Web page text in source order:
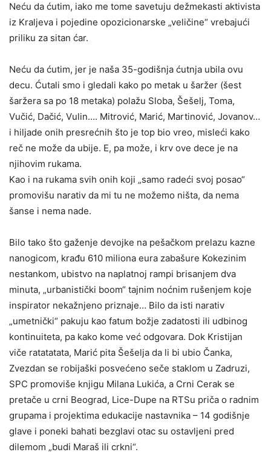
Neću da ćutim, iako me tome savetuju dežmekasti aktivista
iz Kraljeva i pojedine opozicionarske „veličine“ vrebajući
priliku za sitan ćar.
Neću da ćutim, jer je naša 35-godišnja ćutnja ubila ovu
decu. Ćutali smo i gledali kako po metak u šaržer (šest
šaržera sa po 18 metaka) polažu Sloba, Šešelj, Toma,
Vučić, Dačić, Vulin…. Mitrović, Marić, Martinović, Jovanov…
i hiljade onih presrećnih što je top bio vreo, misleći kako
reč ne može da ubije. E, pa može, i krv ove dece je na
njihovim rukama.
Kao i na rukama svih onih koji „samo radeći svoj posao“
promovišu narativ da mi tu ne možemo ništa, da nema
šanse i nema nade.
Bilo tako što gaženje devojke na pešačkom prelazu kazne
nanogicom, krađu 610 miliona eura zabašure Kokezinim
nestankom, ubistvo na naplatnoj rampi brisanjem dva
minuta, „urbanistički boom“ tajnim noćnim rušenjem koje
inspirator nekažnjeno priznaje… Bilo da isti narativ
„umetnički“ pakuju kao fatum božje zadatosti ili udbinog
kontinuiteta, pa kako kome već odgovara. Dok Kristijan
viče ratatatata, Marić pita Šešelja da li bi ubio Čanka,
Zvezdan se robijaški posvećeno seče staklom u Zadruzi,
SPC promoviše knjigu Milana Lukića, a Crni Cerak se
pretače u crni Beograd, Lice-Dupe na RTSu priča o radnim
grupama i projektima edukacije nastavnika – 14 godišnje
glave i poneki bahati bezglavi otac su ostavljeni pred
dilemom „budi Maraš ili crkni“.